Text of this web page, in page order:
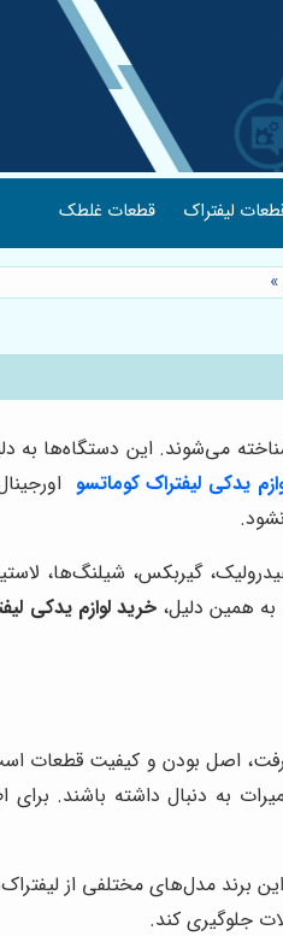
لیفتراک قطعات غلطک
»
می‌شوند. این دستگاه‌ها به
یدکی لیفتراک کوماتسو
گیربکس، شیلنگ‌ها،
به همین دلیل، خرید لوازم یدکی
اصل بودن و کیفیت قطعات
به دنبال داشته باشند. برای
برند مدل‌های مختلفی از
جلوگیری کند.